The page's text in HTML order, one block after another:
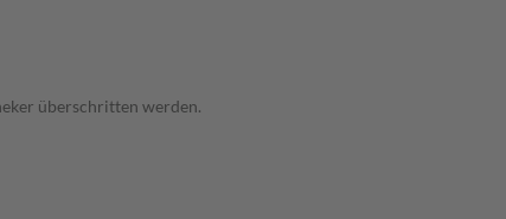
überschritten werden.